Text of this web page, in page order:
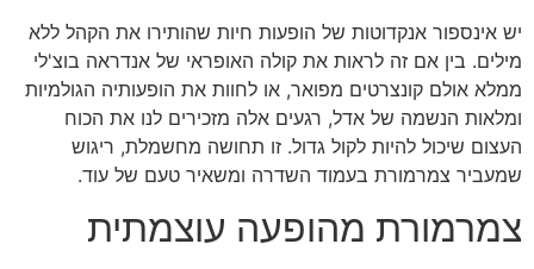
יש אינספור אנקדוטות של הופעות חיות שהותירו את הקהל ללא
מילים. בין אם זה לראות את קולה האופראי של אנדראה בוצ'לי
ממלא אולם קונצרטים מפואר, או לחוות את הופעותיה הגולמיות
ומלאות הנשמה של אדל, רגעים אלה מזכירים לנו את הכוח
העצום שיכול להיות לקול גדול. זו תחושה מחשמלת, ריגוש
שמעביר צמרמורת בעמוד השדרה ומשאיר טעם של עוד.
צמרמורת מהופעה עוצמתית